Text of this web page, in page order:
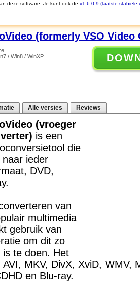
deze software. Je kunt ook de v1.6.0.9 (laatste stabiele
(formerly VSO Video
/ Win8 / WinXP
Alle versies Reviews
(vroeger
is een
die
naar ieder
DVD,
van
multimedia
gebruik van
om dit zo
is te doen. Het
MKV, DivX, XviD, WMV,
en Blu-ray.